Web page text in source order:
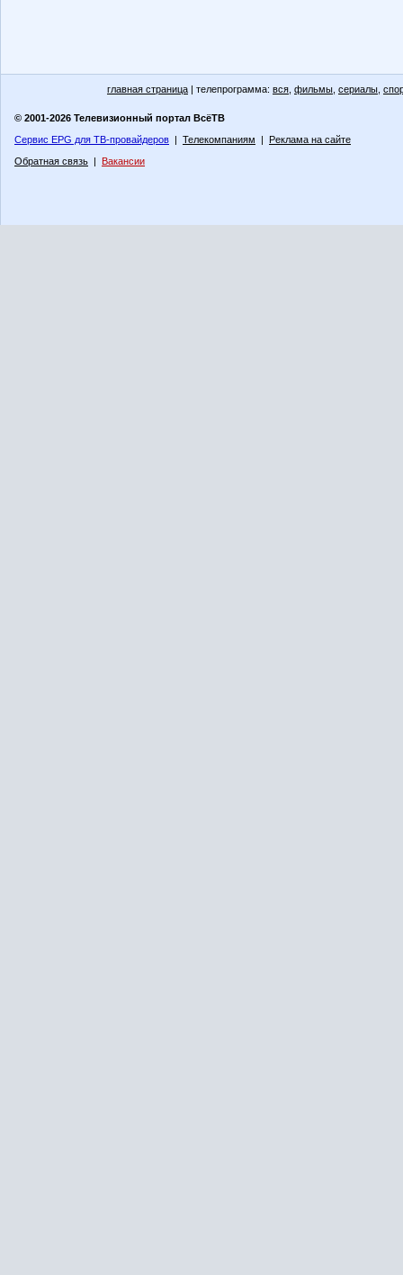
главная страница | телепрограмма: вся фильмы сериалы
© 2001-2026 Телевизионный портал ВсёТВ
Сервис EPG для ТВ-провайдеров | Телекомпаниям | Реклама на сайте
Обратная связь | Вакансии